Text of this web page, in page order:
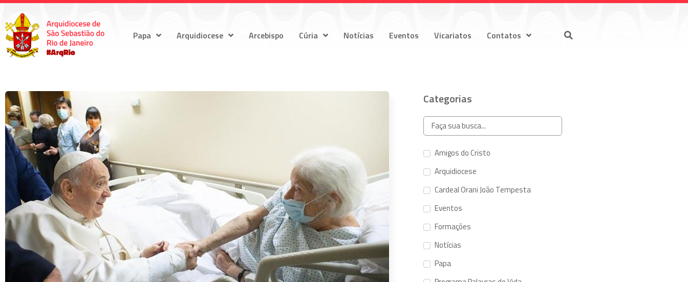
Papa Arquidiocese Arcebispo Cúria Notícias Eventos Vicariatos Contatos
Categorias
Amigos do Cristo
Arquidiocese
Cardeal Orani João Tempesta
Eventos
Formações
Notícias
Papa